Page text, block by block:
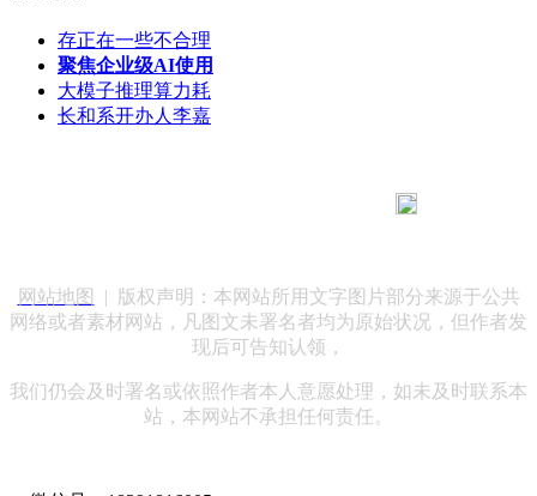
存正在一些不合理
聚焦企业级AI使用
大模子推理算力耗
长和系开办人李嘉
网站地图
| 版权声明：本网站所用文字图片部分来源于公共
网络或者素材网站，凡图文未署名者均为原始状况，但作者发
现后可告知认领，
我们仍会及时署名或依照作者本人意愿处理，如未及时联系本
站，本网站不承担任何责任。